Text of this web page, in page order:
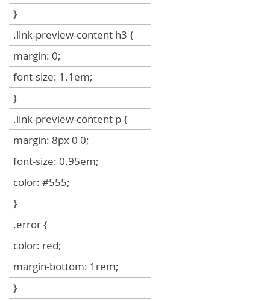
}
.link-preview-content h3 {
margin: 0;
font-size: 1.1em;
}
.link-preview-content p {
margin: 8px 0 0;
font-size: 0.95em;
color: #555;
}
.error {
color: red;
margin-bottom: 1rem;
}